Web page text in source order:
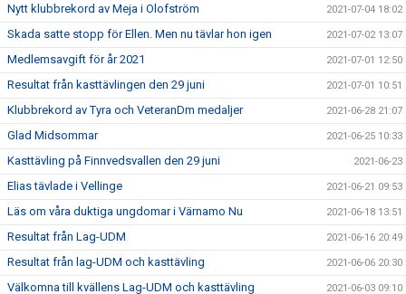
Nytt klubbrekord av Meja i Olofström 2021-07-04 18:02
Skada satte stopp för Ellen. Men nu tävlar hon igen 2021-07-02 13:07
Medlemsavgift för år 2021 2021-07-01 12:50
Resultat från kasttävlingen den 29 juni 2021-07-01 10:51
Klubbrekord av Tyra och VeteranDm medaljer 2021-06-28 21:07
Glad Midsommar 2021-06-25 10:33
Kasttävling på Finnvedsvallen den 29 juni 2021-06-23
Elias tävlade i Vellinge 2021-06-21 09:53
Läs om våra duktiga ungdomar i Värnamo Nu 2021-06-18 13:51
Resultat från Lag-UDM 2021-06-16 20:49
Resultat från lag-UDM och kasttävling 2021-06-06 20:30
Välkomna till kvällens Lag-UDM och kasttävling 2021-06-03 09:10